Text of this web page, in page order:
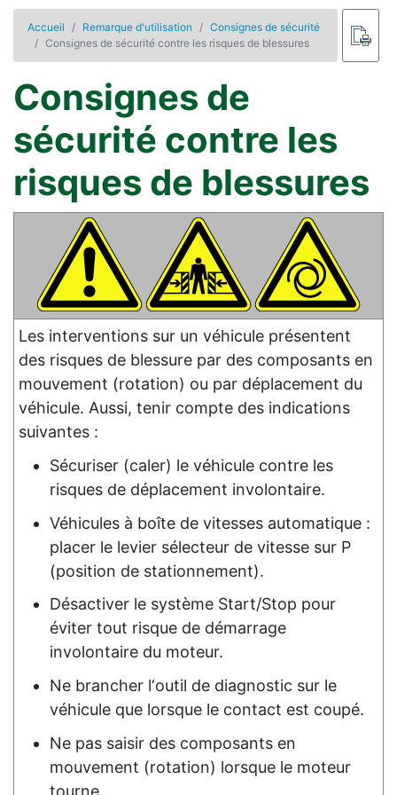
Accueil Remarque d'utilisation
Consignes de sécurité
Consignes de sécurité contre les risques de blessures
Consignes de
sécurité contre les
risques de blessures
Les interventions sur un véhicule présentent
des risques de blessure par des composants en
mouvement (rotation) ou par déplacement du
véhicule. Aussi, tenir compte des indications
suivantes :
Sécuriser (caler) le véhicule contre les
risques de déplacement involontaire.
Véhicules à boîte de vitesses automatique :
placer le levier sélecteur de vitesse sur P
(position de stationnement).
Désactiver le système Start/Stop pour
éviter tout risque de démarrage
involontaire du moteur.
Ne brancher l‘outil de diagnostic sur le
véhicule que lorsque le contact est coupé.
Ne pas saisir des composants en
mouvement (rotation) lorsque le moteur
tourne.